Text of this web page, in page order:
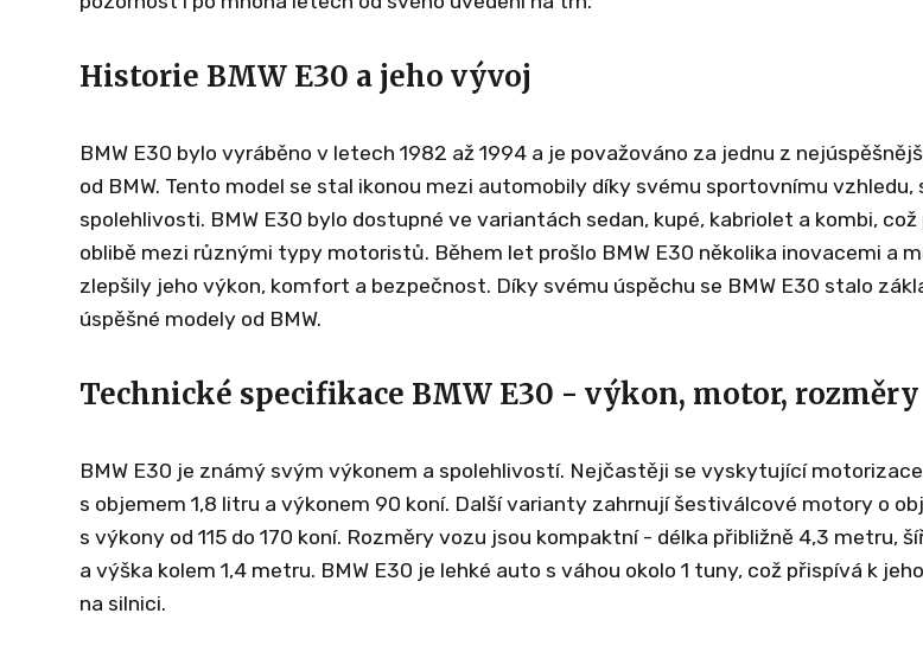
Historie BMW E30 a jeho vývoj
BMW E30 bylo vyráběno v letech 1982 až 1994 a je považováno za jednu z
od BMW. Tento model se stal ikonou mezi automobily díky svému sportovnímu vzhledu,
spolehlivosti. BMW E30 bylo dostupné ve variantách sedan, kupé, kabriolet a kombi, což
oblibě mezi různými typy motoristů. Během let prošlo BMW E30 několika inovacemi a
zlepšily jeho výkon, komfort a bezpečnost. Díky svému úspěchu se BMW E30 stalo
úspěšné modely od BMW.
Technické specifikace BMW E30 - výkon, motor, rozměry
BMW E30 je známý svým výkonem a spolehlivostí. Nejčastěji se vyskytující
s objemem 1,8 litru a výkonem 90 koní. Další varianty zahrnují šestiválcové motory o
s výkony od 115 do 170 koní. Rozměry vozu jsou kompaktní - délka přibližně 4,3 metru,
a výška kolem 1,4 metru. BMW E30 je lehké auto s váhou okolo 1 tuny, což přispívá k
na silnici.